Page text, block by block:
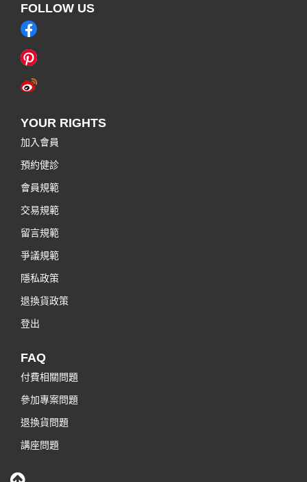
FOLLOW US
YOUR RIGHTS
加入會員
預約健診
會員規範
交易規範
留言規範
爭議規範
隱私政策
退換貨政策
登出
FAQ
付費相關問題
參加專案問題
退換貨問題
講座問題